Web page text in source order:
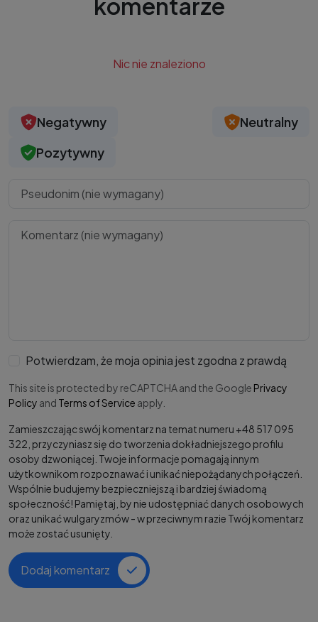
komentarze
Nic nie znaleziono
Negatywny
Neutralny
Pozytywny
Potwierdzam, że moja opinia jest zgodna z prawdą
This site is protected by reCAPTCHA and the Google Privacy
Policy and Terms of Service apply.
Zamieszczając swój komentarz na temat numeru +48 517 095
322, przyczyniasz się do tworzenia dokładniejszego profilu
osoby dzwoniącej. Twoje informacje pomagają innym
użytkownikom rozpoznawać i unikać niepożądanych połączeń.
Wspólnie budujemy bezpieczniejszą i bardziej świadomą
społeczność! Pamiętaj, by nie udostępniać danych osobowych
oraz unikać wulgaryzmów - w przeciwnym razie Twój komentarz
może zostać usunięty.
Dodaj komentarz